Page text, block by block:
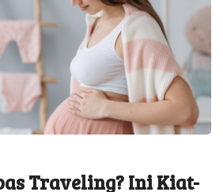
Traveling? Ini Kiat-